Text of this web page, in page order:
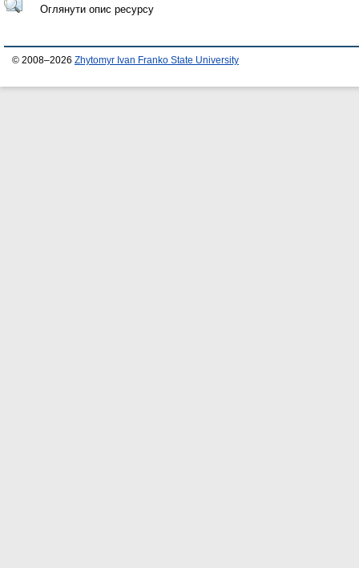
Оглянути опис ресурсу
© 2008–2026 Zhytomyr Ivan Franko State University